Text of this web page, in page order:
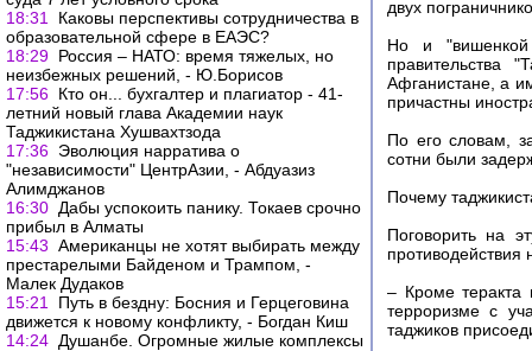
18:31
Каковы перспективы сотрудничества в
образовательной сфере в ЕАЭС?
18:29 Россия – НАТО: время тяжелых, но
неизбежных решений, - Ю.Борисов
17:56 Кто он... бухгалтер и плагиатор - 41-
летний новый глава Академии наук
Таджикистана Хушвахтзода
17:36 Эволюция нарратива о
"независимости" ЦентрАзии, - Абдуазиз
Алимджанов
16:30 Дабы успокоить панику. Токаев срочно
прибыл в Алматы
15:43 Американцы не хотят выбирать между
престарелыми Байденом и Трампом, -
Малек Дудаков
15:21
Путь в бездну: Босния и Герцеговина
движется к новому конфликту, - Богдан Киш
14:24 Душанбе. Огромные жилые комплексы
двух
Но и
правительства
Афганистане, а
причастны
По его словам,
сотни были
Почему
Поговорить на
противодействия
– Кроме теракта
терроризме с
таджиков